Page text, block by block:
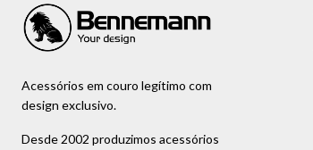
Acessórios em couro legítimo com
design exclusivo.
Desde 2002 produzimos acessórios